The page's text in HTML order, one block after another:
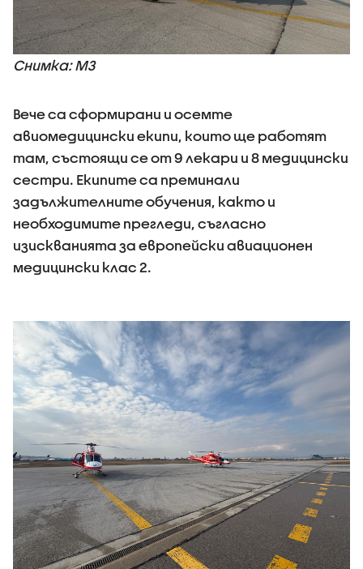
Снимка: МЗ
Вече са сформирани и осемте
авиомедицински екипи, които ще работят
там, състоящи се от 9 лекари и 8 медицински
сестри. Екипите са преминали
задължителните обучения, както и
необходимите прегледи, съгласно
изискванията за европейски авиационен
медицински клас 2.